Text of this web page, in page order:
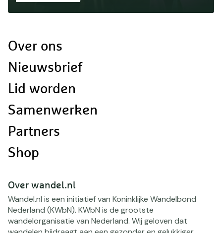
Doormat
Over ons
Nieuwsbrief
Lid worden
Samenwerken
Partners
Shop
Over wandel.nl
Wandel.nl is een initiatief van Koninklijke Wandelbond
Nederland (KWbN). KWbN is de grootste
wandelorganisatie van Nederland. Wij geloven dat